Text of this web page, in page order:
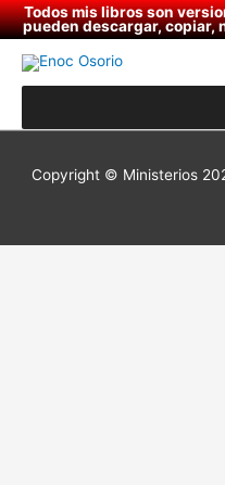
Todos mis libros son
pueden descargar, copiar,
Ir
al
contenido
Copyright © Ministerios